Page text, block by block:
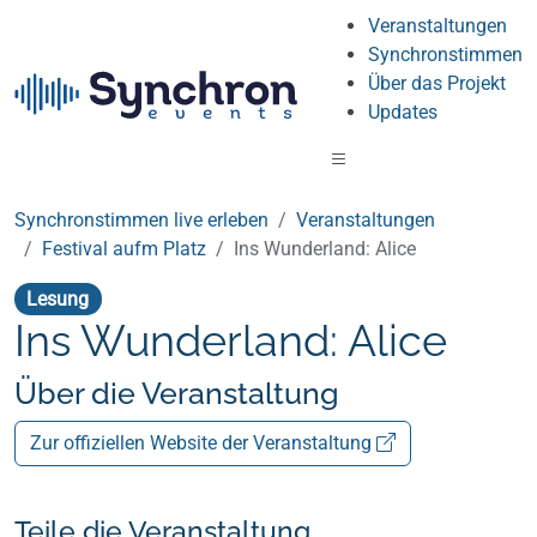
Veranstaltungen
Synchronstimmen
Über das Projekt
Updates
Synchronstimmen live erleben
Veranstaltungen
Festival aufm Platz
Ins Wunderland: Alice
Lesung
Ins Wunderland: Alice
Über die Veranstaltung
Zur offiziellen Website der Veranstaltung